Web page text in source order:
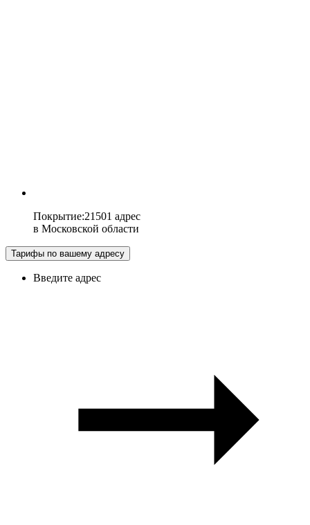
Покрытие:21501 адрес
в Московской области
Тарифы по вашему адресу
Введите адрес